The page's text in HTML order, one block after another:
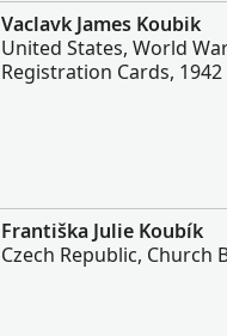
Vaclavk James Koubik
United States, World
Registration Cards, 1942
Františka Julie Koubík
Czech Republic, Church